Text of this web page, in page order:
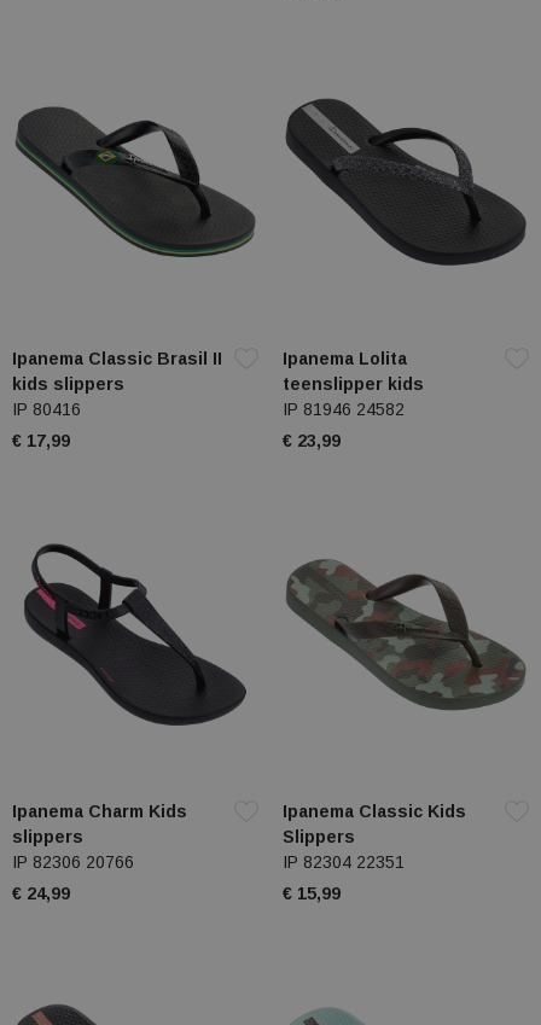
Ipanema Classic Brasil II
kids slippers
IP 80416
€ 17,99
Ipanema Lolita
teenslipper kids
IP 81946 24582
€ 23,99
Ipanema Charm Kids
slippers
IP 82306 20766
€ 24,99
Ipanema Classic Kids
Slippers
IP 82304 22351
€ 15,99